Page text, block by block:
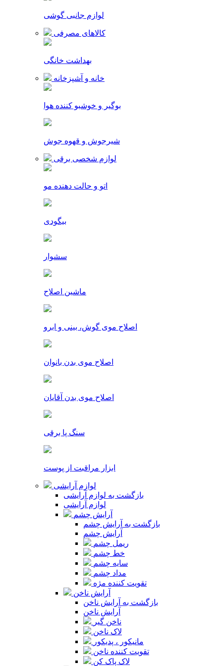
لوازم جانبی گوشی
کالاهای مصرفی
بهداشت خانگی
خانه و آشپزخانه
بوگیر و خوشبو کننده هوا
شیرجوش و قهوه جوش
لوازم شخصی برقی
اتو و حالت دهنده مو
بیگودی
سشوار
ماشین اصلاح
اصلاح موی گوش، بینی و ابرو
اصلاح موی بدن بانوان
اصلاح موی بدن آقایان
سنگ پا برقی
ابزار مراقبت از پوست
لوازم آرایشی
بازگشت به لوازم آرایشی
لوازم آرایشی
آرایش چشم
بازگشت به آرایش چشم
آرایش چشم
ریمل چشم
خط چشم
سایه چشم
مداد چشم
تقویت کننده مژه
آرایش ناخن
بازگشت به آرایش ناخن
آرایش ناخن
ناخن گیر
لاک ناخن
مانیکور ، پدیکور
تقویت کننده ناخن
لاک پاک کن